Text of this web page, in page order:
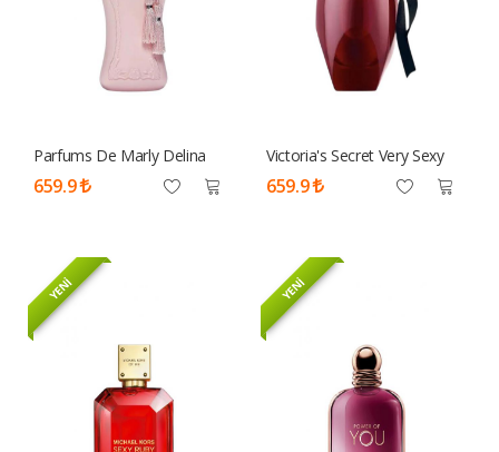
Parfums De Marly Delina
EDP 75 Ml Tester Parfüm
Kadın
659.9
Victoria's Secret Very Sexy
100ml Tester Parfüm Kadın
659.9
YENİ YENİ